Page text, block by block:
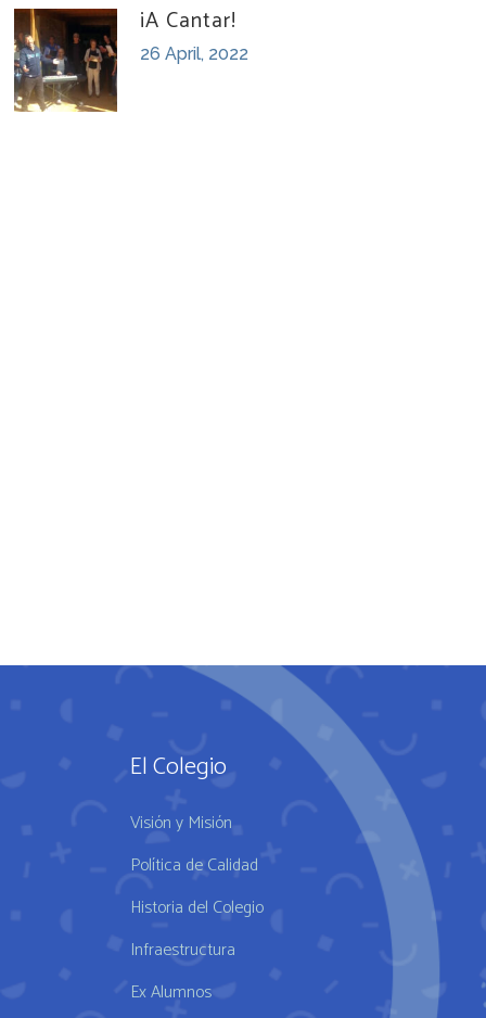
¡A Cantar!
26 April, 2022
El Colegio
Visión y Misión
Política de Calidad
Historia del Colegio
Infraestructura
Ex Alumnos